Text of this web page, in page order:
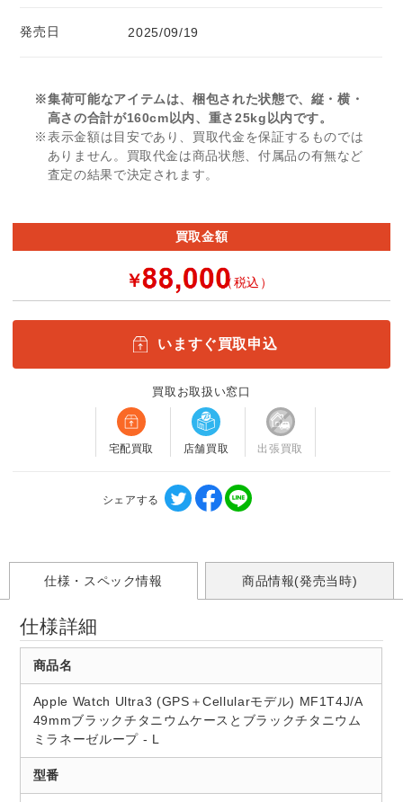
発売日 2025/09/19
※集荷可能なアイテムは、梱包された状態で、縦・横・
高さの合計が160cm以内、重さ25kg以内です。
※表示金額は目安であり、買取代金を保証するものでは
ありません。買取代金は商品状態、付属品の有無など
査定の結果で決定されます。
買取金額
￥ （税込）
いますぐ買取申込
買取お取扱い窓口
宅配買取 店舗買取 出張買取
シェアする
仕様・スペック情報 商品情報(発売当時)
仕様詳細
商品名
Apple Watch Ultra3 (GPS＋Cellularモデル) MF1T4J/A
49mmブラックチタニウムケースとブラックチタニウム
ミラネーゼループ - L
型番